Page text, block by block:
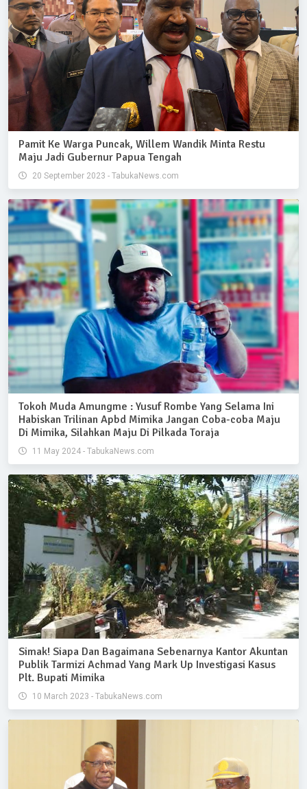
Pamit Ke Warga Puncak, Willem Wandik Minta Restu
Maju Jadi Gubernur Papua Tengah
20 September 2023 - TabukaNews.com
Tokoh Muda Amungme : Yusuf Rombe Yang Selama Ini
Habiskan Trilinan Apbd Mimika Jangan Coba-coba Maju
Di Mimika, Silahkan Maju Di Pilkada Toraja
11 May 2024 - TabukaNews.com
Simak! Siapa Dan Bagaimana Sebenarnya Kantor Akuntan
Publik Tarmizi Achmad Yang Mark Up Investigasi Kasus
Plt. Bupati Mimika
10 March 2023 - TabukaNews.com